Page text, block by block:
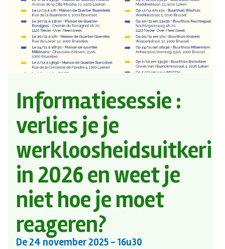
Informatiesessie :
verlies je je
in 2026 en weet je
niet hoe je moet
reageren?
De24 november 2025 - 16u30